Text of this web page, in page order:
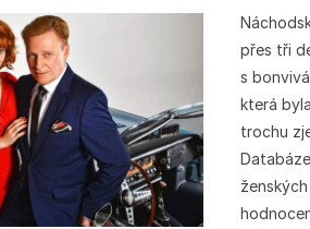
přes tři
s
která
trochu